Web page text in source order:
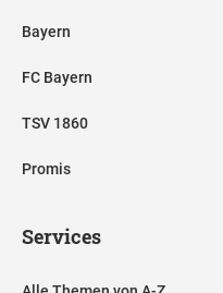
Bayern
FC Bayern
TSV 1860
Promis
Services